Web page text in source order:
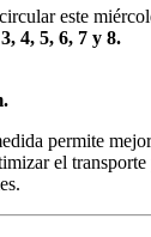
este
4, 5, 6, 7 y 8.
permite
el